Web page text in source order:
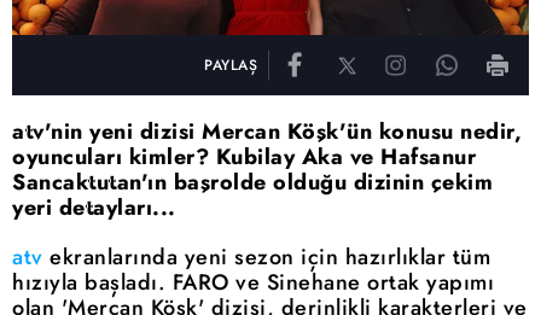
PAYLAŞ
atv'nin yeni dizisi Mercan Köşk'ün konusu nedir,
oyuncuları kimler? Kubilay Aka ve Hafsanur
Sancaktutan'ın başrolde olduğu dizinin çekim
yeri detayları...
atv ekranlarında yeni sezon için hazırlıklar tüm
hızıyla başladı. FARO ve Sinehane ortak yapımı
olan 'Mercan Köşk' dizisi, derinlikli karakterleri ve